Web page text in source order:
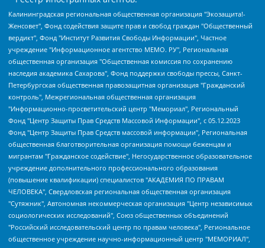
Калининградская региональная общественная организация "Экозащита!-Женсовет", Фонд содействия защите прав и свобод граждан "Общественный вердикт", Фонд "Институт Развития Свободы Информации", Частное учреждение "Информационное агентство МЕМО. РУ", Региональная общественная организация "Общественная комиссия по сохранению наследия академика Сахарова", Фонд поддержки свободы прессы, Санкт-Петербургская общественная правозащитная организация "Гражданский контроль", Межрегиональная общественная организация "Информационно-просветительский центр "Мемориал", Региональный Фонд "Центр Защиты Прав Средств Массовой Информации", с 05.12.2023 Фонд "Центр Защиты Прав Средств массовой информации", Региональная общественная благотворительная организация помощи беженцам и мигрантам "Гражданское содействие", Негосударственное образовательное учреждение дополнительного профессионального образования (повышение квалификации) специалистов "АКАДЕМИЯ ПО ПРАВАМ ЧЕЛОВЕКА", Свердловская региональная общественная организация "Сутяжник", Автономная некоммерческая организация "Центр независимых социологических исследований", Союз общественных объединений "Российский исследовательский центр по правам человека", Региональное общественное учреждение научно-информационный центр "МЕМОРИАЛ", Некоммерческая организация "Фонд защиты гласности", Автономная некоммерческая организация "Институт прав человека", Городская общественная организация "Екатеринбургское общество "МЕМОРИАЛ", Городская общественная организация "Рязанское историко-просветительское и правозащитное общество "Мемориал" (Рязанский Мемориал), Челябинский региональный орган общественной самодеятельности – женское общественное объединение "Женщины Евразии", Челябинский региональный орган общественной самодеятельности "Уральская правозащитная группа", Фонд содействия защите здоровья и социальной справедливости имени Андрея Рылькова, Автономная Некоммерческая Организация "Аналитический Центр Юрия Левады", Автономная некоммерческая организация социальной поддержки населения "Проект Апрель", Региональная общественная организация помощи женщинам и детям, находящимся в кризисной ситуации "Информационно-методический центр "Анна", Фонд содействия развитию массовых коммуникаций и правовому просвещению "Так-так-Так", Фонд содействия устойчивому развитию "Серебряная тайга", Свердловский региональный общественный фонд социальных проектов "Новое время", "Idel.Реалии", Кавказ.Реалии, Крым.Реалии, Телеканал Настоящее Время, Татаро-башкирская служба Радио Свобода (Azatliq Radiosi), Радио Свободная Европа/Радио Свобода (PCE/PC), "Сибирь.Реалии", "Фактограф", Благотворительный фонд помощи осужденным и их семьям, Автономная некоммерческая организация "Институт глобализации и социальных движений", Фонд "В защиту прав заключенных", Частное учреждение "Центр поддержки и содействия развитию средств массовой информации", Пензенский региональный общественный благотворительный фонд "Гражданский союз", "Север.Реалии", Некоммерческая организация Фонд "Правовая инициатива", Общество с ограниченной ответственностью "Радио Свободная Европа/Радио Свобода", Чешское информационное агентство "MEDIUM-ORIENT", Красноярская региональная общественная организация "Мы против СПИДа", Камалягин Денис Николаевич, Маркелов Сергей Евгеньевич, Пономарев Лев Александрович, Савицкая Людмила Алексеевна, Автономная некоммерческая организация "Центр по работе с проблемой насилия "НАСИЛИЮ.НЕТ", Межрегиональный профессиональный союз работников здравоохранения "Альянс врачей", Юридическое лицо, зарегистрированное в Латвийской Республике, SIA "Medusa Project" (регистрационный номер 40103797863, дата регистрации 10.06.2014), Некоммерческая организация "Фонд по борьбе с коррупцией", Автономная некоммерческая организация "Институт права и публичной политики", Баданин Роман Сергеевич, Гликин Максим Александрович, Железнова Мария Михайловна, Лукьянова Юлия Сергеевна, Маетная Елизавета Витальевна, Маняхин Петр Борисович, Чуракова Ольга Владимировна, Ярош Юлия Петровна, Юридическое лицо "The Insider SIA", зарегистрированное в Риге, Латвийская Республика (дата регистрации 26.06.2015), являющееся администратором доменного имени интернет-издания "The Insider SIA", https://theins.ru, Постернак Алексей Евгеньевич, Рубин Михаил Аркадьевич, Анин Роман Александрович, Юридическое лицо Istories fonds, зарегистрированное в Латвийской Республике (регистрационный номер 50008295751, дата регистрации 24.02.2020), Великовский Дмитрий Александрович, Долинина Ирина Николаевна, Мароховская Алеся Алексеевна, Шлейнов Роман Юрьевич, Шмагун Олеся Валентиновна, Общество с ограниченной ответственностью "Альтаир 2021", Общество с ограниченной ответственностью "Вега 2021", Общество с ограниченной ответственностью "Главный редактор 2021", Общество с ограниченной ответственностью "Ромашки монолит", Важенков Артем Валерьевич, Ивановская областная общественная организация "Центр гендерных исследований", Гурман Юрий Альбертович, Медиапроект "ОВД-Инфо", Егоров Владимир Владимирович, Жилинский Владимир Александрович, Общество с ограниченной ответственностью "ЗП", Иванова София Юрьевна, Карезина Инна Павловна, Кильтау Екатерина Викторовна, Петров Алексей Викторович, Пискунов Сергей Евгеньевич, Смирнов Сергей Сергеевич, Тихонов Михаил Сергеевич, Общество с ограниченной ответственностью "ЖУРНАЛИСТ-ИНОСТРАННЫЙ АГЕНТ", Арапова Галина Юрьевна, Вольтская Татьяна Анатольевна, Американская компания "Mason G.E.S. Anonymous Foundation" (США), являющаяся владельцем интернет-издания https://mnews.world/, Компания "Stichting Bellingcat", зарегистрированная в Нидерландах (дата регистрации 11.07.2018), Захаров Андрей Вячеславович, Клепиковская Екатерина Дмитриевна, Общество с ограниченной ответственностью "МЕМО", Перл Роман Александрович, Симонов Евгений Алексеевич, Соловьева Елена Анатольевна, Сотников Даниил Владимирович, Сурначева Елизавета Дмитриевна, Автономная некоммерческая организация по защите прав человека и информированию населения "Якутия – Наше Мнение", Общество с ограниченной ответственностью "Москоу диджитал медиа", с 26.01.2023 Общество с ограниченной ответственностью "Чайка Белые сады", Ветошкина Валерия Валерьевна, Заговора Максим Александрович, Межрегиональное общественное движение "Российская ЛГБТ - сеть", Оленичев Максим Владимирович, Павлов Иван Юрьевич, Скворцова Елена Сергеевна, Общество с ограниченной ответственностью "Как бы инагент", Кочетков Игорь Викторович, Общество с ограниченной ответственностью "Честные выборы", Еланчик Олег Александрович, Общество с ограниченной ответственностью "Нобелевский призыв", Гималова Регина Эмилевна, Григорьев Андрей Валерьевич, Григорьева Алина Александровна, Ассоциация по содействию защите прав призывников, альтернативнослужащих и военнослужащих "Правозащитная группа "Гражданин.Армия.Право", Хисамова Регина Фаритовна, Автономная некоммерческая организация по реализации социально-правовых программ "Лилит", Дальневосточное общественное движение "Маяк", Санкт-Петербургская ЛГБТ-инициативная группа "Выход", Инициативная группа ЛГБТ+ "Реверс", Алексеев Андрей Викторович, Бекбулатова Таисия Львовна, Беляев Иван Михайлович, Владыкина Елена Сергеевна, Гельман Марат Александрович, Никульшина Вероника Юрьевна, Толоконникова Надежда Андреевна, Шендерович Виктор Анатольевич, Общество с ограниченной ответственностью "Данное сообщение", Общество с ограниченной ответственностью Издательский дом "Новая глава", Айнбиндер Александра Александровна, Московский комьюнити-центр для ЛГБТ+инициатив, Благотворительный фонд развития филантропии, Deutsche Welle (Германия, Kurt-Schumacher-Strasse 3, 53113 Bonn), Борзунова Мария Михайловна, Воробьев Виктор Викторович, Голубева Анна Львовна, Константинова Алла Михайловна, Малкова Ирина Владимировна, Мурадов Мурад Абдулгалимович, Осетинская Елизавета Николаевна, Понасенков Евгений Николаевич, Ганапольский Матвей Юрьевич, Киселев Евгений Алексеевич, Борухович Ирина Григорьевна, Дремин Иван Тимофеевич, Дубровский Дмитрий Викторович, Красноярская региональная общественная организация поддержки и развития альтернативных образовательных технологий и межкультурных коммуникаций "ИНТЕРРА", Маяковская Екатерина Алексеевна, Фейгин Марк Захарович, Филимонов Андрей Викторович, Дзугкоева Регина Николаевна, Доброхотов Роман Александрович, Дудь Юрий Александрович, Елкин Сергей Владимирович, Кругликов Кирилл Игоревич, Сабунаева Мария Леонидовна, Семенов Алексей Владимирович, Шаинян Карен Багратович, Шульман Екатерина Михайловна, Асафьев Артур Валерьевич, Вахштайн Виктор Семенович, Венедиктов Алексей Алексеевич, Лушникова Екатерина Евгеньевна, Волков Леонид Михайлович, Невзоров Александр Глебович, Пархоменко Сергей Борисович, Сироткин Ярослав Николаевич, Кара-Мурза Владимир Владимирович, Баранова Наталья Владимировна, Гозман Леонид Яковлевич, Кагарлицкий Борис Юльевич, Климарев Михаил Валерьевич, Милов Владимир Станиславович, Автономная некоммерческая организация Краснодарский центр современного искусства "Типография", Моргенштерн Алишер Тагирович, Соболь Любовь Эдуардовна, Общество с ограниченной ответственностью "ЛИЗА НОРМ", Каспаров Гарри Кимович, Ходорковский Михаил Борисович, Общество с ограниченной ответственностью "Апрельские тезисы", Данилович Ирина Брониславовна, Кашин Олег Владимирович, Петров Николай Владимирович, Пивоваров Алексей Владимирович, Соколов Михаил Владимирович, Цветкова Юлия Владимировна, Чичваркин Евгений Александрович, Комитет против пыток/Команда против пыток, Общество с ограниченной ответственностью "Первый научный", Общество с ограниченной ответственностью "Вертолет и ко", Белоцерковская Вероника Борисовна, Кац Максим Евгеньевич, Лазарева Татьяна Юрьевна, Шаведдинов Руслан Табризович, Яшин Илья Валерьевич, Общество с ограниченной ответственностью "Иноагент ААВ", Алешковский Дмитрий Петрович, Альбац Евгения Марковна, Быков Дмитрий Львович, Галямина Юлия Евгеньевна, Лойко Сергей Леонидович, Мартынов Кирилл Константинович, Медведев Сергей Александрович, Крашенинников Федор Геннадиевич, Гордеева Катерина Вл